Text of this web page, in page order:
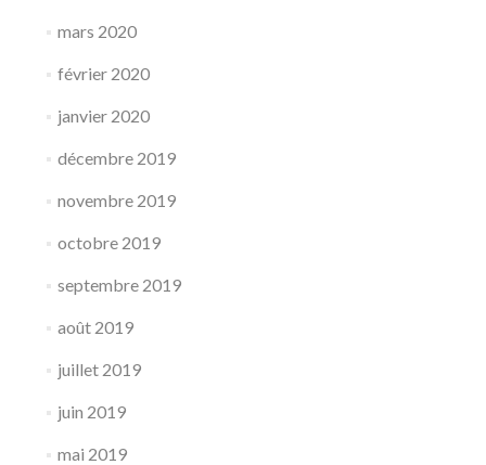
mars 2020
février 2020
janvier 2020
décembre 2019
novembre 2019
octobre 2019
septembre 2019
août 2019
juillet 2019
juin 2019
mai 2019